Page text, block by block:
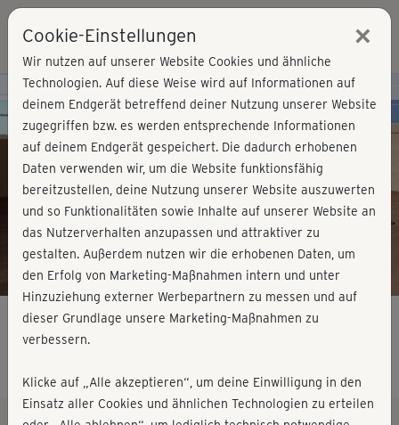
Play
Video
Kursvorschau - Jetzt mitmachen!
BBP & Fatburn easy - straffe Arme
Cookie-Einstellungen ×
Wir nutzen auf unserer Website Cookies und ähnliche
Technologien. Auf diese Weise wird auf Informationen auf
deinem Endgerät betreffend deiner Nutzung unserer Website
zugegriffen bzw. es werden entsprechende Informationen
auf deinem Endgerät gespeichert. Die dadurch erhobenen
Daten verwenden wir, um die Website funktionsfähig
bereitzustellen, deine Nutzung unserer Website auszuwerten
und so Funktionalitäten sowie Inhalte auf unserer Website an
das Nutzerverhalten anzupassen und attraktiver zu
gestalten. Außerdem nutzen wir die erhobenen Daten, um
den Erfolg von Marketing-Maßnahmen intern und unter
Hinzuziehung externer Werbepartnern zu messen und auf
dieser Grundlage unsere Marketing-Maßnahmen zu
verbessern.
Klicke auf „Alle akzeptieren“, um deine Einwilligung in den
Einsatz aller Cookies und ähnlichen Technologien zu erteilen